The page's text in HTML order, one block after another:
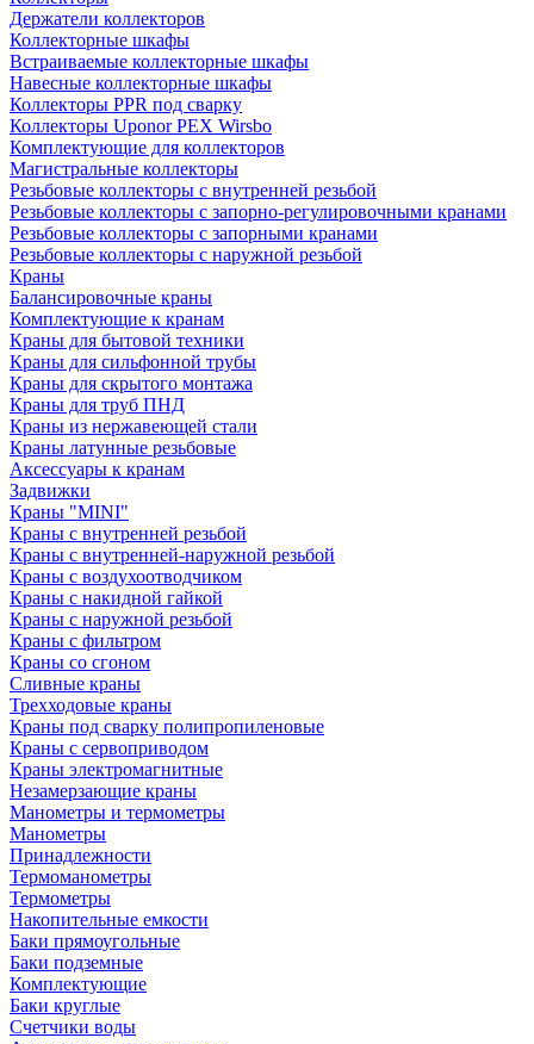
Держатели коллекторов
Коллекторные шкафы
Встраиваемые коллекторные шкафы
Навесные коллекторные шкафы
Коллекторы PPR под сварку
Коллекторы Uponor PEX Wirsbo
Комплектующие для коллекторов
Магистральные коллекторы
Резьбовые коллекторы с внутренней резьбой
Резьбовые коллекторы с запорно-регулировочными кранами
Резьбовые коллекторы с запорными кранами
Резьбовые коллекторы с наружной резьбой
Краны
Балансировочные краны
Комплектующие к кранам
Краны для бытовой техники
Краны для сильфонной трубы
Краны для скрытого монтажа
Краны для труб ПНД
Краны из нержавеющей стали
Краны латунные резьбовые
Аксессуары к кранам
Задвижки
Краны "MINI"
Краны с внутренней резьбой
Краны с внутренней-наружной резьбой
Краны с воздухоотводчиком
Краны с накидной гайкой
Краны с наружной резьбой
Краны с фильтром
Краны со сгоном
Сливные краны
Трехходовые краны
Краны под сварку полипропиленовые
Краны с сервоприводом
Краны электромагнитные
Незамерзающие краны
Манометры и термометры
Манометры
Принадлежности
Термоманометры
Термометры
Накопительные емкости
Баки прямоугольные
Баки подземные
Комплектующие
Баки круглые
Счетчики воды